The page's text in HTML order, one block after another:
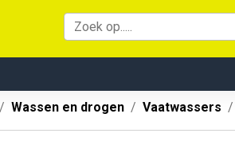
Wassen en drogen Vaatwassers